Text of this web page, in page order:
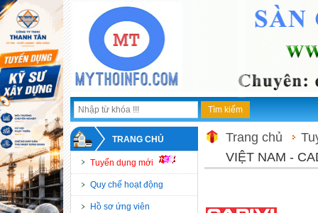
TRANG CHỦ
Tuyển dụng mới
Quy chế hoạt động
Hồ sơ ứng viên
Trang chủ
VIỆT NAM -